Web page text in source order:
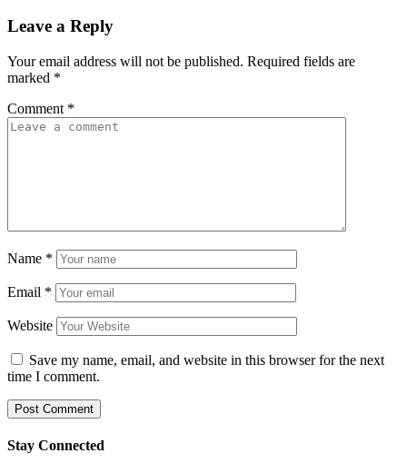
Leave a Reply
Your email address will not be published. Required fields are
marked *
Comment *
Name *
Email *
Website
Save my name, email, and website in this browser for the next
time I comment.
Stay Connected